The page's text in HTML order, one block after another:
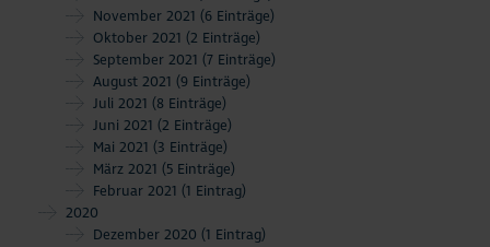
November 2021 (6 Einträge)
Oktober 2021 (2 Einträge)
September 2021 (7 Einträge)
August 2021 (9 Einträge)
Juli 2021 (8 Einträge)
Juni 2021 (2 Einträge)
Mai 2021 (3 Einträge)
März 2021 (5 Einträge)
Februar 2021 (1 Eintrag)
2020
Dezember 2020 (1 Eintrag)